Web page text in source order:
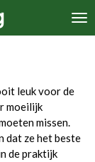
leuk voor de
moeilijk
missen.
dat ze het beste
de praktijk